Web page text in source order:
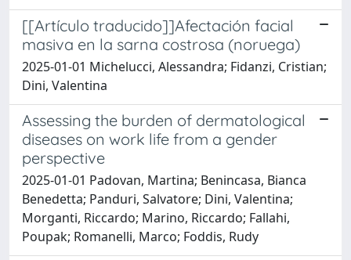
[[Artículo traducido]]Afectación facial
masiva en la sarna costrosa (noruega)
2025-01-01 Michelucci, Alessandra; Fidanzi, Cristian;
Dini, Valentina
Assessing the burden of dermatological
diseases on work life from a gender
perspective
2025-01-01 Padovan, Martina; Benincasa, Bianca
Benedetta; Panduri, Salvatore; Dini, Valentina;
Morganti, Riccardo; Marino, Riccardo; Fallahi,
Poupak; Romanelli, Marco; Foddis, Rudy